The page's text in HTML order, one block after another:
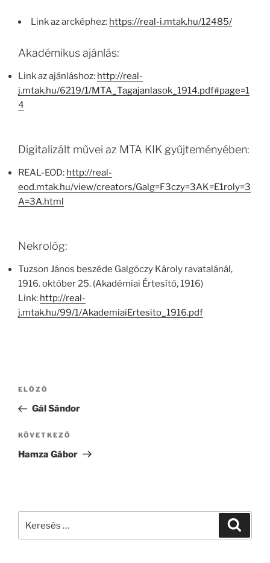
Link az arcképhez: https://real-i.mtak.hu/12485/
Akadémikus ajánlás:
Link az ajánláshoz: http://real-
j.mtak.hu/6219/1/MTA_Tagajanlasok_1914.pdf#page=1
4
Digitalizált művei az MTA KIK gyűjteményében:
REAL-EOD: http://real-
eod.mtak.hu/view/creators/Galg=F3czy=3AK=E1roly=3
A=3A.html
Nekrológ:
Tuzson János beszéde Galgóczy Károly ravatalánál,
1916. október 25. (Akadémiai Értesítő, 1916)
Link: http://real-
j.mtak.hu/99/1/AkademiaiErtesito_1916.pdf
Bejegyzés
Korábbi
bejegyzés
ELŐZŐ
Gál Sándor
Következő
bejegyzés
KÖVETKEZŐ
Hamza Gábor